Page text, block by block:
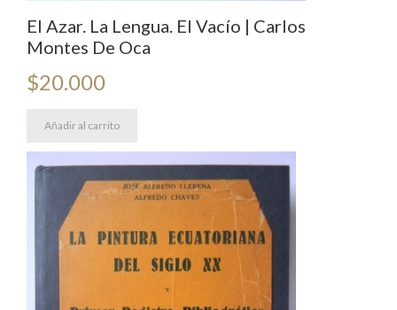
El Azar. La Lengua. El Vacío | Carlos
Montes De Oca
$20.000
Añadir al carrito